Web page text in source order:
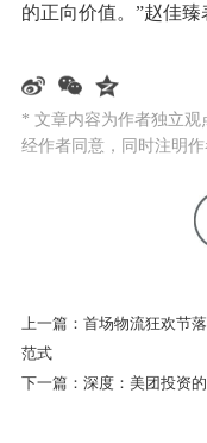
的正向价值。”赵佳臻
* 文章内容为作者独立观
经作者同意，同时注明作
上一篇： 首场物流狂欢节
范式
下一篇： 深度：美团投资